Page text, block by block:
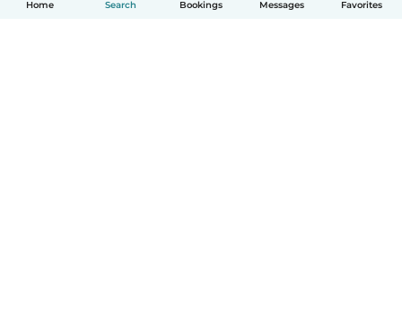
Home Search Bookings Messages Favorites